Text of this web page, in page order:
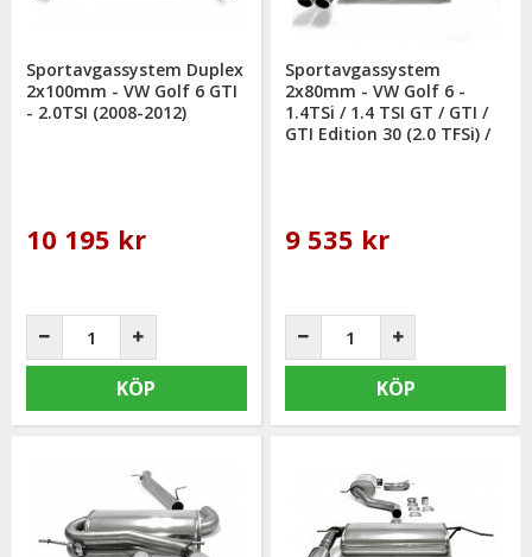
Sportavgassystem Duplex
2x100mm - VW Golf 6 GTI
- 2.0TSI (2008-2012)
10 195 kr
KÖP
Sportavgassystem
2x80mm - VW Golf 6 -
1.4TSi / 1.4 TSI GT / GTI /
GTI Edition 30 (2.0 TFSi) /
9 535 kr
KÖP